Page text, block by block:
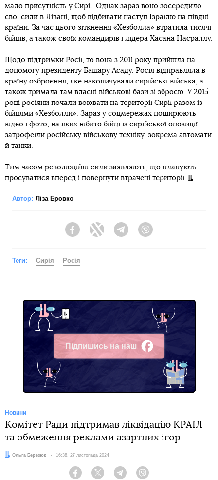
мало присутність у Сирії. Однак зараз воно зосередило
свої сили в Лівані, щоб відбивати наступ Ізраїлю на півдні
країни. За час цього зіткнення «Хезболла» втратила тисячі
бійців, а також своїх командирів і лідера Хасана Насраллу.
Щодо підтримки Росії, то вона з 2011 року прийшла на
допомогу президенту Башару Асаду. Росія відправляла в
країну озброєння, яке накопичували сирійські війська, а
також тримала там власні військові бази зі зброєю. У 2015
році росіяни почали воювати на території Сирії разом із
бійцями «Хезболли». Зараз у соцмережах поширюють
відео і фото, на яких нібито бійці із сирійської опозиції
затрофеїли російську військову техніку, зокрема автомати
й танки.
Тим часом революційні сили заявляють, що планують
просуватися вперед і повернути втрачені території.
Автор: Ліза Бровко
FacebookTwitter Telegram
Теги: Сирія Росія
Підпишись на наш
Facebook
Новини
Комітет Ради підтримав ліквідацію КРАІЛ
та обмеження реклами азартних ігор
Автор:
Ольга Березюк Дата:
16:38, 27 листопада 2024
Facebook Twitter Telegram